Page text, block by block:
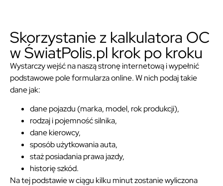
Skorzystanie z kalkulatora OC
w ŚwiatPolis.pl krok po kroku
Wystarczy wejść na naszą stronę internetową i wypełnić
podstawowe pole formularza online. W nich podaj takie
dane jak:
dane pojazdu (marka, model, rok produkcji),
rodzaj i pojemność silnika,
dane kierowcy,
sposób użytkowania auta,
staż posiadania prawa jazdy,
historię szkód.
Na tej podstawie w ciągu kilku minut zostanie wyliczona